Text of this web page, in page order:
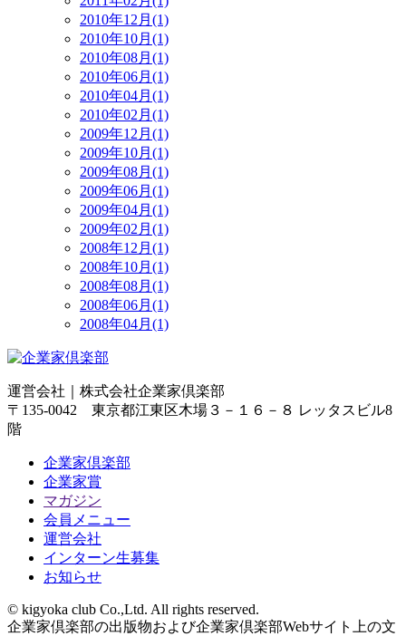
2010年12月(1)
2010年10月(1)
2010年08月(1)
2010年06月(1)
2010年04月(1)
2010年02月(1)
2009年12月(1)
2009年10月(1)
2009年08月(1)
2009年06月(1)
2009年04月(1)
2009年02月(1)
2008年12月(1)
2008年10月(1)
2008年08月(1)
2008年06月(1)
2008年04月(1)
運営会社｜ 株式会社企業家倶楽部
〒135-0042 東京都江東区木場３－１６－８ レッタスビル8
階
企業家倶楽部
企業家賞
マガジン
会員メニュー
運営会社
インターン生募集
お知らせ
© kigyoka club Co.,Ltd. All rights reserved.
企業家倶楽部の出版物および企業家倶楽部Webサイト上の文